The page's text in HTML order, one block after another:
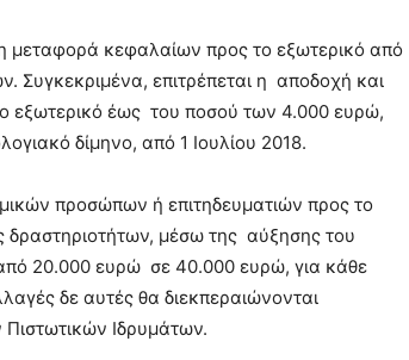
μεταφορά κεφαλαίων προς το εξωτερικό από
Συγκεκριμένα, επιτρέπεται η αποδοχή και
εξωτερικό έως του ποσού των 4.000 ευρώ,
δίμηνο, από 1 Ιουλίου 2018.
προσώπων ή επιτηδευματιών προς το
δραστηριοτήτων, μέσω της αύξησης του
20.000 ευρώ σε 40.000 ευρώ, για κάθε
δε αυτές θα διεκπεραιώνονται
Ιδρυμάτων.